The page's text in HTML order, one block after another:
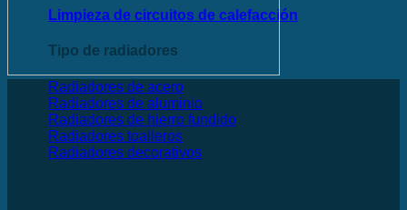
Limpieza de circuitos de calefacción
Tipo de radiadores
Radiadores de acero
Radiadores de aluminio
Radiadores de hierro fundido
Radiadores toalleros
Radiadores decorativos